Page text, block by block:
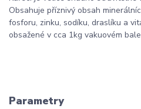
Obsahuje příznivý obsah
fosforu, zinku, sodíku, draslíku a
obsažené v cca 1kg vakuovém
Parametry